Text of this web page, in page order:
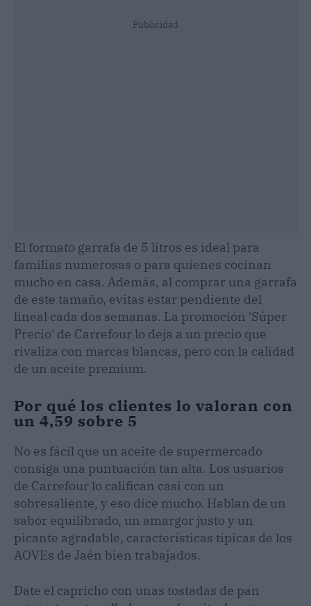
Publicidad
El formato garrafa de 5 litros es ideal para
familias numerosas o para quienes cocinan
mucho en casa. Además, al comprar una garrafa
de este tamaño, evitas estar pendiente del
lineal cada dos semanas. La promoción 'Súper
Precio' de Carrefour lo deja a un precio que
rivaliza con marcas blancas, pero con la calidad
de un aceite premium.
Por qué los clientes lo valoran con
un 4,59 sobre 5
No es fácil que un aceite de supermercado
consiga una puntuación tan alta. Los usuarios
de Carrefour lo califican casi con un
sobresaliente, y eso dice mucho. Hablan de un
sabor equilibrado, un amargor justo y un
picante agradable, características típicas de los
AOVEs de Jaén bien trabajados.
Date el capricho con unas tostadas de pan